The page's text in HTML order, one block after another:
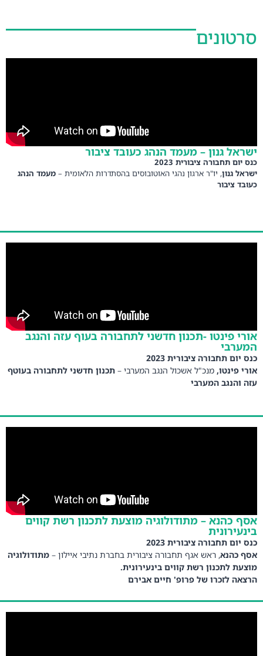
סרטונים
ישראל גנון – מעמד הנהג כעובד ציבור
כנס יום תחבורה ציבורית 2023
ישראל גנון, יו"ר ארגון נהגי האוטובוסים בהסתדרות הלאומית – מעמד הנהג
כעובד ציבור
אורי פינטו -תכנון חדשני לתחבורה בעוף עזה והנגב
המערבי
כנס יום תחבורה ציבורית 2023
אורי פינטו, מנכ"ל אשכול הנגב המערבי – תכנון חדשני לתחבורה בעוטף
עזה והנגב המערבי
אסף כהנא – מתודולוגיה מוצעת לתכנון רשת קווים
בינעירונית
כנס יום תחבורה ציבורית 2023
אסף כהנא, ראש אגף תחבורה ציבורית בחברת נתיבי איילון – מתודולוגיה
מוצעת לתכנון רשת קווים בינעירונית.
הרצאה לזכרו של פרופ' חיים אבירם